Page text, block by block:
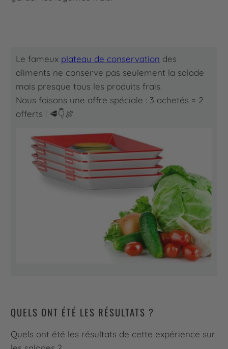
Le fameux plateau de conservation des
aliments ne conserve pas seulement la salade
mais presque tous les produits frais.
Nous faisons une offre spéciale : 3 achetés = 2
offerts ! 🥩👇🍖
QUELS ONT ÉTÉ LES RÉSULTATS ?
Quels ont été les résultats de cette expérience sur